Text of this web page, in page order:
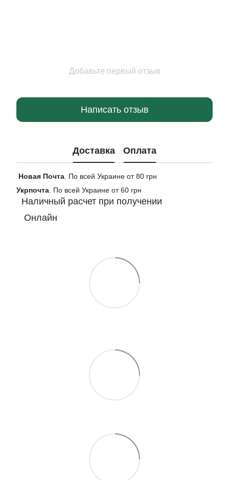
Добавьте первый отзыв
Написать отзыв
Доставка Оплата
Новая Почта . По всей Украине от 80 грн
Укрпочта . По всей Украине от 60 грн
Наличный расчет при получении
Онлайн